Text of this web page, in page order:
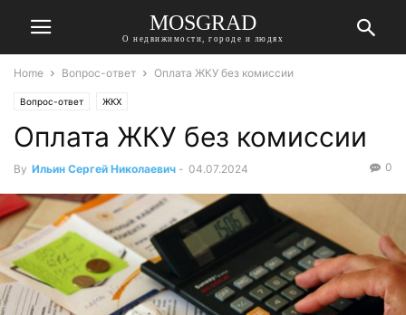
MOSGRAD
О недвижимости, городе и людях
Home Вопрос-ответ Оплата ЖКУ без комиссии
Вопрос-ответ ЖКХ
Оплата ЖКУ без комиссии
By Ильин Сергей Николаевич - 04.07.2024 0